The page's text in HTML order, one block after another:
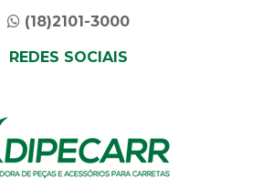
(18)2101-3000
REDES SOCIAIS